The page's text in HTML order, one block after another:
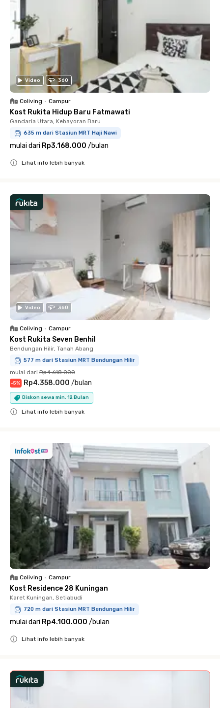
Video 360
Coliving • Campur
Kost Rukita Hidup Baru Fatmawati
Gandaria Utara, Kebayoran Baru
635 m dari Stasiun MRT Haji Nawi
mulai dari Rp3.168.000 /bulan
Lihat info lebih banyak
Video 360
Coliving • Campur
Kost Rukita Seven Benhil
Bendungan Hilir, Tanah Abang
577 m dari Stasiun MRT Bendungan Hilir
mulai dari Rp4.618.000
-5% Rp4.358.000 /bulan
Diskon sewa min. 12 Bulan
Lihat info lebih banyak
Coliving • Campur
Kost Residence 28 Kuningan
Karet Kuningan, Setiabudi
720 m dari Stasiun MRT Bendungan Hilir
mulai dari Rp4.100.000 /bulan
Lihat info lebih banyak